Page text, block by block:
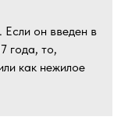
Если он введен в
года, то,
как нежилое